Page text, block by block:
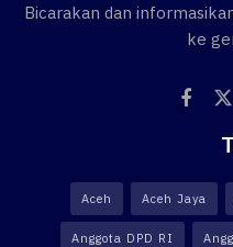
Bicarakan dan
ke
Aceh Aceh Jaya
Anggota DPD RI